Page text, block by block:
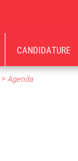
CANDIDATURE
>Agenda